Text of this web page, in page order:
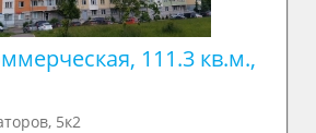
111.3 кв.м.,
5к2